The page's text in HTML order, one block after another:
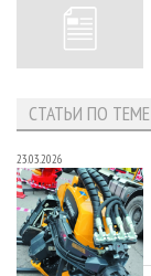
СТАТЬИ ПО ТЕМЕ
23.03.2026